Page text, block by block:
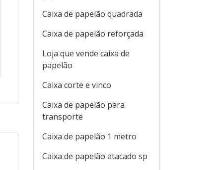
Caixa de papelão quadrada
Caixa de papelão reforçada
Loja que vende caixa de
papelão
Caixa corte e vinco
Caixa de papelão para
transporte
Caixa de papelão 1 metro
Caixa de papelão atacado sp